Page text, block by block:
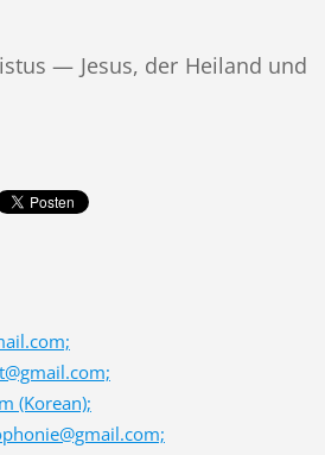
— Jesus, der Heiland und
(Korean);